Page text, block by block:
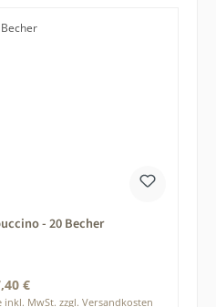
- 20 Becher
Preis:
€
inkl. MwSt. zzgl. Versandkosten